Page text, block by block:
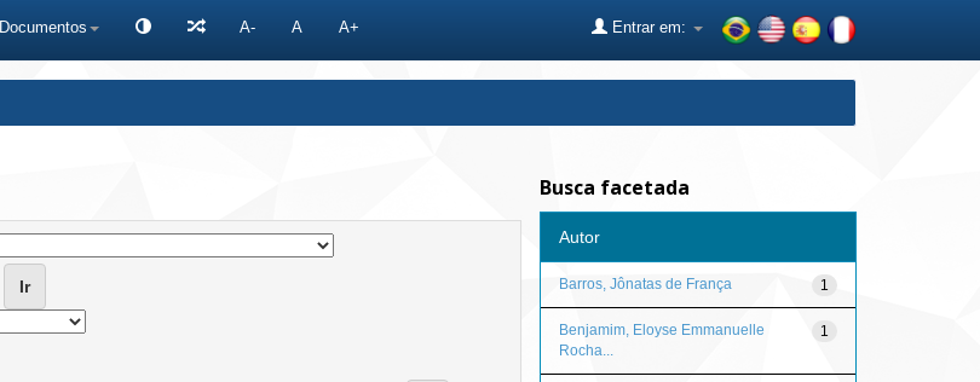
Documentos A- A A+ Entrar em:
Busca facetada
Autor
1
Barros, Jônatas de França
1
Benjamim, Eloyse Emmanuelle
Rocha...